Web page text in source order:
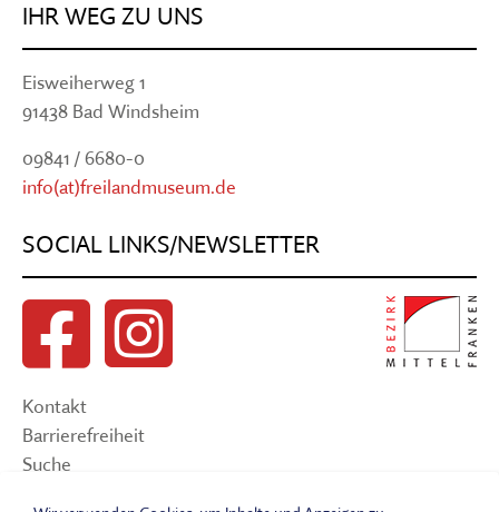
IHR WEG ZU UNS
Eisweiherweg 1
91438 Bad Windsheim
09841 / 6680-0
info(at)freilandmuseum.de
SOCIAL LINKS/NEWSLETTER
Kontakt
Barrierefreiheit
Suche